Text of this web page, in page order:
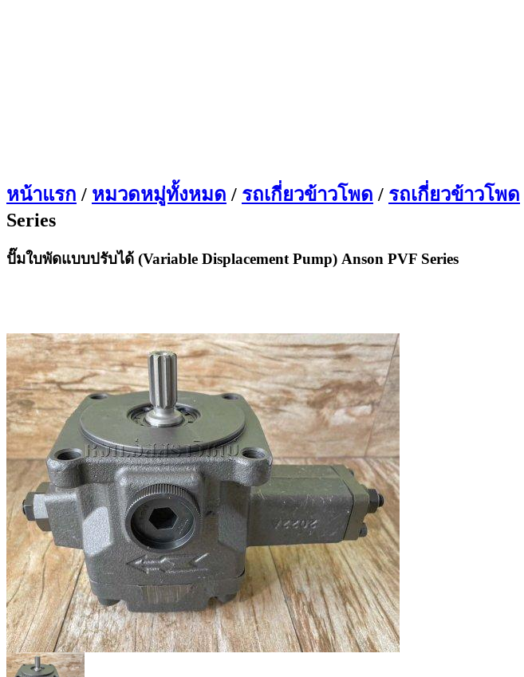
หน้าแรก / หมวดหมู่ทั้งหมด / รถเกี่ยวข้าวโพด / รถเกี่ยวข้าวโพด
Series
ปั๊มใบพัดแบบปรับได้ (Variable Displacement Pump) Anson PVF Series